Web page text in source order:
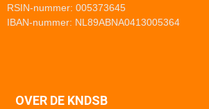
RSIN-nummer: 005373645
IBAN-nummer: NL89ABNA0413005364
OVER DE KNDSB